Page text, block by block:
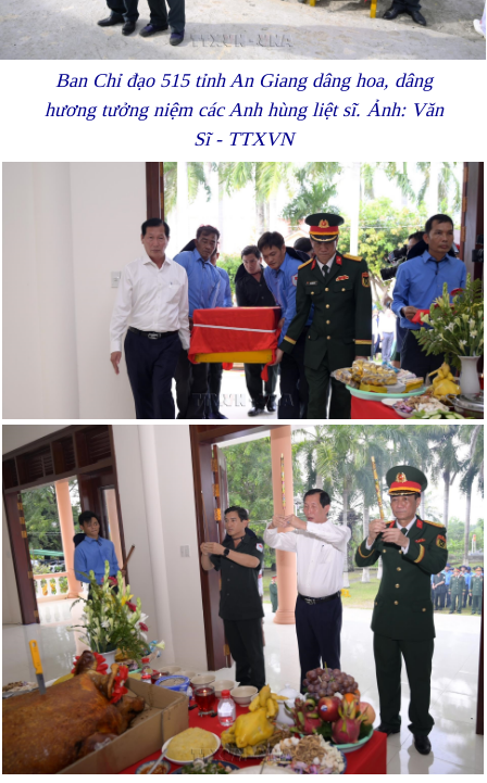
Ban Chỉ đạo 515 tỉnh An Giang dâng hoa, dâng
hương tưởng niệm các Anh hùng liệt sĩ. Ảnh: Văn
Sĩ - TTXVN